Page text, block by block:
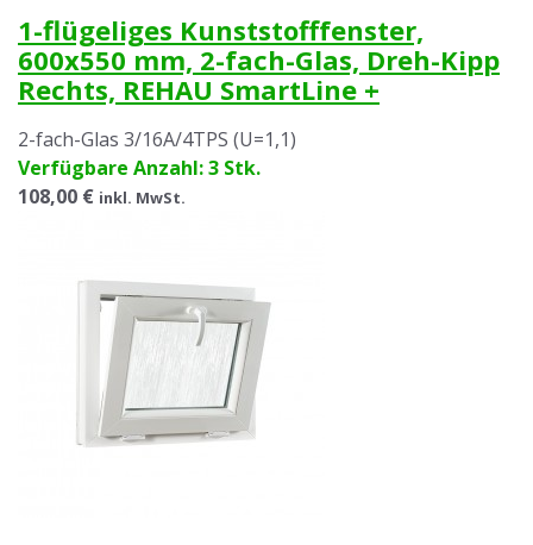
1-flügeliges Kunststofffenster,
600x550 mm, 2-fach-Glas, Dreh-Kipp
Rechts, REHAU SmartLine +
2-fach-Glas 3/16A/4TPS (U=1,1)
Verfügbare Anzahl: 3 Stk.
108,00 € inkl. MwSt.